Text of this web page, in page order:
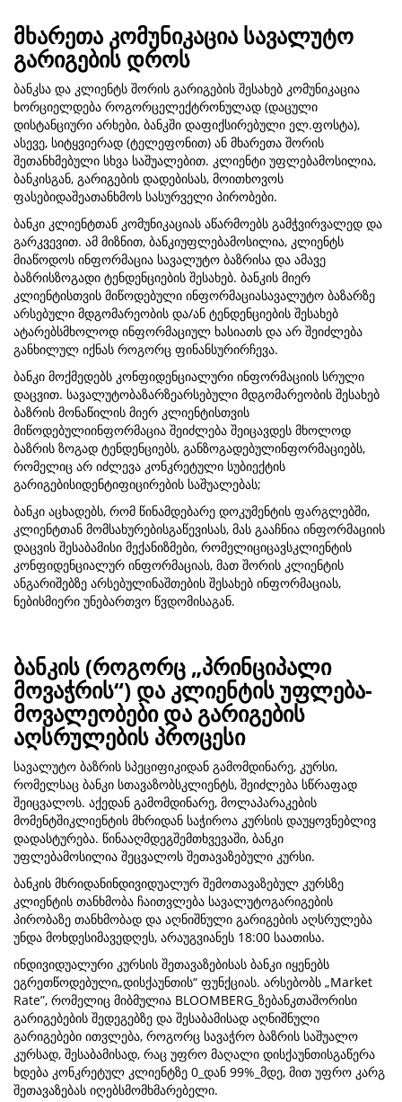
მხარეთა კომუნიკაცია სავალუტო
გარიგების დროს
ბანკსა და კლიენტს შორის გარიგების შესახებ კომუნიკაცია
ხორციელდება როგორცელექტრონულად (დაცული
დისტანციური არხები, ბანკში დაფიქსირებული ელ.ფოსტა),
ასევე, სიტყვიერად (ტელეფონით) ან მხარეთა შორის
შეთანხმებული სხვა საშუალებით. კლიენტი უფლებამოსილია,
ბანკისგან, გარიგების დადებისას, მოითხოვოს
ფასებიდაშეათანხმოს სასურველი პირობები.
ბანკი კლიენტთან კომუნიკაციას აწარმოებს გამჭვირვალედ და
გარკვევით. ამ მიზნით, ბანკიუფლებამოსილია, კლიენტს
მიაწოდოს ინფორმაცია სავალუტო ბაზრისა და ამავე
ბაზრისზოგადი ტენდენციების შესახებ. ბანკის მიერ
კლიენტისთვის მიწოდებული ინფორმაციასავალუტო ბაზარზე
არსებული მდგომარეობის და/ან ტენდენციების შესახებ
ატარებსმხოლოდ ინფორმაციულ ხასიათს და არ შეიძლება
განხილულ იქნას როგორც ფინანსურირჩევა.
ბანკი მოქმედებს კონფიდენციალური ინფორმაციის სრული
დაცვით. სავალუტობაზარზეარსებული მდგომარეობის შესახებ
ბაზრის მონაწილის მიერ კლიენტისთვის
მიწოდებულიინფორმაცია შეიძლება შეიცავდეს მხოლოდ
ბაზრის ზოგად ტენდენციებს, განზოგადებულინფორმაციებს,
რომელიც არ იძლევა კონკრეტული სუბიექტის
გარიგებისიდენტიფიცირების საშუალებას;
ბანკი აცხადებს, რომ წინამდებარე დოკუმენტის ფარგლებში,
კლიენტთან მომსახურებისგაწევისას, მას გააჩნია ინფორმაციის
დაცვის შესაბამისი მექანიზმები, რომელიციცავსკლიენტის
კონფიდენციალურ ინფორმაციას, მათ შორის კლიენტის
ანგარიშებზე არსებულინაშთების შესახებ ინფორმაციას,
ნებისმიერი უნებართვო წვდომისაგან.
ბანკის (როგორც „პრინციპალი
მოვაჭრის“) და კლიენტის უფლება-
მოვალეობები და გარიგების
აღსრულების პროცესი
სავალუტო ბაზრის სპეციფიკიდან გამომდინარე, კურსი,
რომელსაც ბანკი სთავაზობსკლიენტს, შეიძლება სწრაფად
შეიცვალოს. აქედან გამომდინარე, მოლაპარაკების
მომენტშიკლიენტის მხრიდან საჭიროა კურსის დაუყოვნებლივ
დადასტურება. წინააღმდეგშემთხვევაში, ბანკი
უფლებამოსილია შეცვალოს შეთავაზებული კურსი.
ბანკის მხრიდანინდივიდუალურ შემოთავაზებულ კურსზე
კლიენტის თანხმობა ჩაითვლება სავალუტოგარიგების
პირობაზე თანხმობად და აღნიშნული გარიგების აღსრულება
უნდა მოხდესიმავედღეს, არაუგვიანეს 18:00 საათისა.
ინდივიდუალური კურსის შეთავაზებისას ბანკი იყენებს
ეგრეთწოდებული„დისქაუნთის“ ფუნქციას. არსებობს „Market
Rate”, რომელიც მიბმულია BLOOMBERG_ზებანკთაშორისი
გარიგებების შედეგებზე და შესაბამისად აღნიშნული
გარიგებები ითვლება, როგორც სავაჭრო ბაზრის საშუალო
კურსად, შესაბამისად, რაც უფრო მაღალი დისქაუნთისგაწერა
ხდება კონკრეტულ კლიენტზე 0_დან 99%_მდე, მით უფრო კარგ
შეთავაზებას იღებსმომხმარებელი.